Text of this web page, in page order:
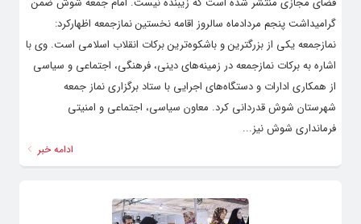
گرامیداشت پنجم مردادماه سالروز اقامه نخستین نمازجمعه اظهارکرد:
نمازجمعه یکی از بزرگترین و باشکوه‌ترین برکات انقلاب اسلامی است. وی با
اشاره به برکات نمازجمعه در زمینه‌های دینی، فرهنگی، اجتماعی و سیاسی
از همکاری ادارات و دستگاه‌های اجرایی با ستاد برگزاری نماز جمعه
شهرستان شوش قدردانی کرد. معاون سیاسی، اجتماعی و امنیتی
فرمانداری شوش نیز...
ادامه خبر